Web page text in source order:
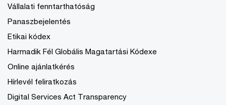
Vállalati fenntarthatóság
Panaszbejelentés
Etikai kódex
Harmadik Fél Globális Magatartási Kódexe
Online ajánlatkérés
Hírlevél feliratkozás
Digital Services Act Transparency